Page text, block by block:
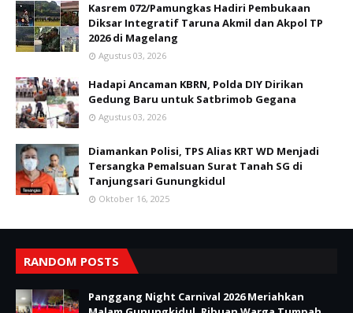
Kasrem 072/Pamungkas Hadiri Pembukaan
Diksar Integratif Taruna Akmil dan Akpol TP
2026 di Magelang
Agustus 03, 2026
Hadapi Ancaman KBRN, Polda DIY Dirikan
Gedung Baru untuk Satbrimob Gegana
Agustus 03, 2026
Diamankan Polisi, TPS Alias KRT WD Menjadi
Tersangka Pemalsuan Surat Tanah SG di
Tanjungsari Gunungkidul
Oktober 16, 2025
RANDOM POSTS
Panggang Night Carnival 2026 Meriahkan